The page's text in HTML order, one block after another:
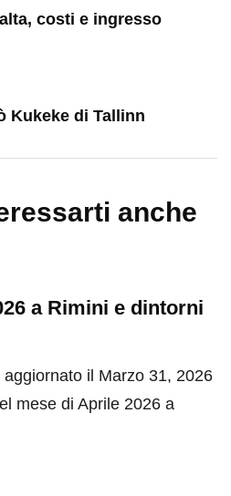
costi e ingresso
Kukeke di Tallinn
anche
a Rimini e dintorni
il Marzo 31, 2026
mese di Aprile 2026 a